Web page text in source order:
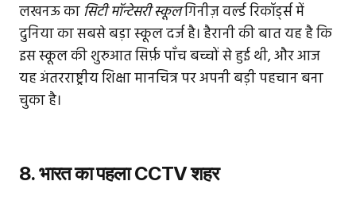
लखनऊ कासिटी मॉन्टेसरी स्कूलगिनीज़ वर्ल्ड रिकॉर्ड्स में
दुनिया का सबसे बड़ा स्कूल दर्ज है। हैरानी की बात यह है कि
इस स्कूल की शुरुआत सिर्फ़ पाँच बच्चों से हुई थी, और आज
यह अंतरराष्ट्रीय शिक्षा मानचित्र पर अपनी बड़ी पहचान बना
चुका है।
8. भारत का पहला CCTV शहर